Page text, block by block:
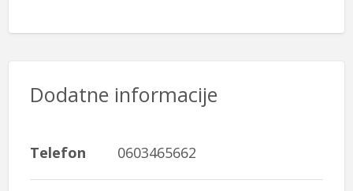
Dodatne informacije
Telefon 0603465662